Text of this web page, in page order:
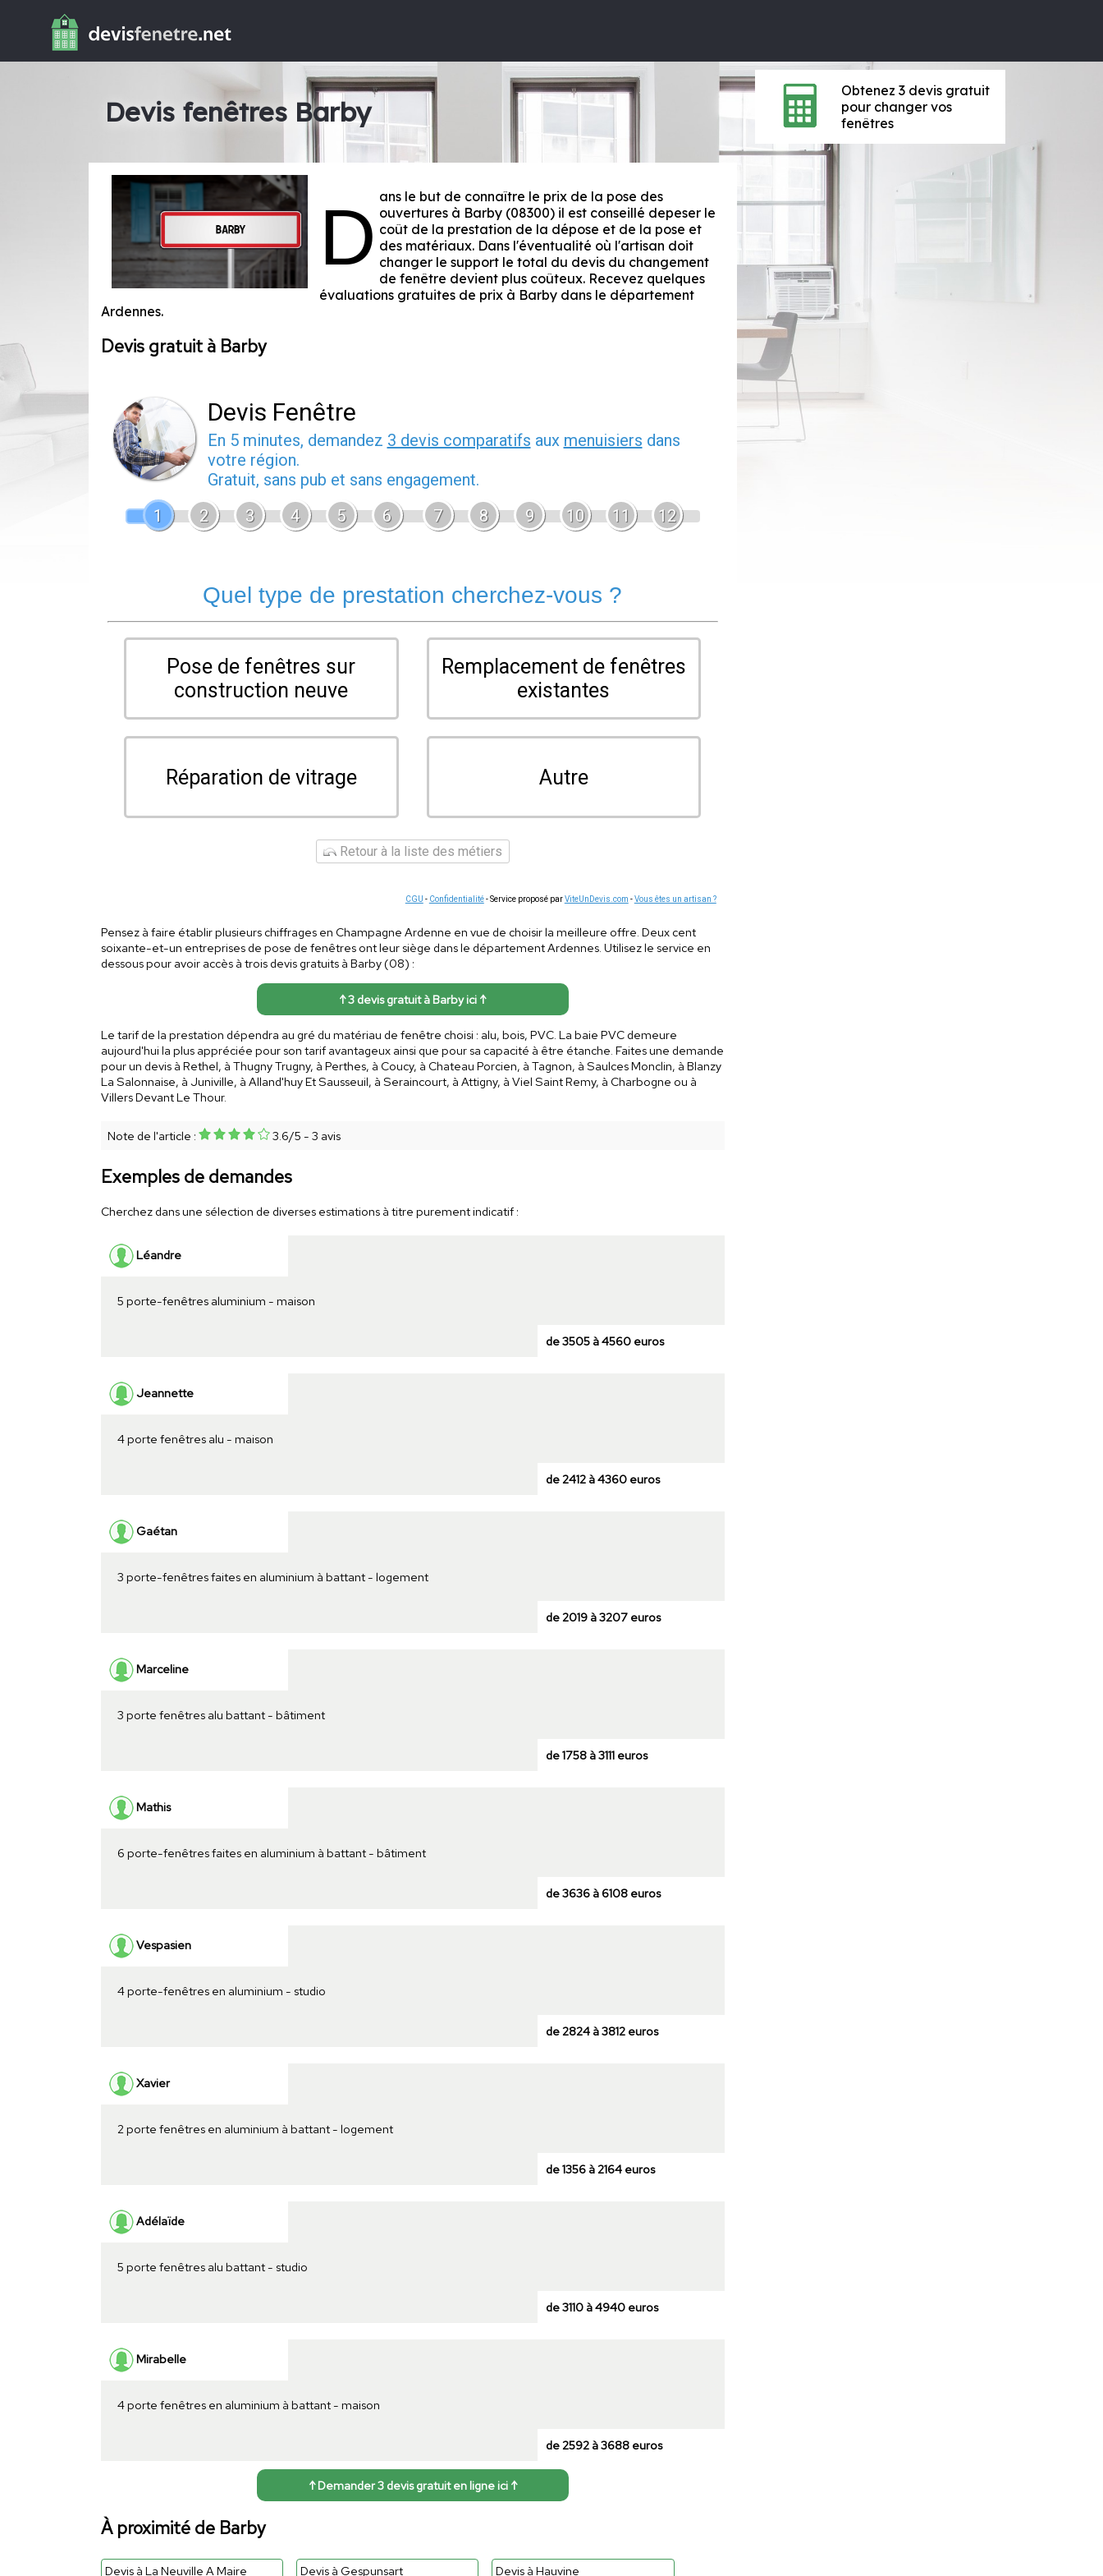
Devis fenêtres Barby
D ans le but de connaître le prix de la pose des
ouvertures à Barby (08300) il est conseillé depeser le
coût de la prestation de la dépose et de la pose et
des matériaux. Dans l'éventualité où l'artisan doit
changer le support le total du devis du changement
de fenêtre devient plus coûteux. Recevez quelques
évaluations gratuites de prix à Barby dans le département
Ardennes.
Devis gratuit à Barby
Devis Fenêtre
En 5 minutes, demandez 3 devis comparatifs aux menuisiers dans
votre région.
Gratuit, sans pub et sans engagement.
1
2 3 4 5 6 7 8 9 10 11 12
Quel type de prestation cherchez-vous ?
Pose de fenêtres sur
construction neuve
Remplacement de fenêtres
existantes
Réparation de vitrage Autre
Retour à la liste des métiers
CGU - Confidentialité- Service proposé parViteUnDevis.com -Vous êtes un artisan ?
Pensez à faire établir plusieurs chiffrages en Champagne Ardenne en vue de choisir la meilleure offre. Deux cent
soixante-et-un entreprises de pose de fenêtres ont leur siège dans le département Ardennes. Utilisez le service en
dessous pour avoir accès à trois devis gratuits à Barby (08) :
↑ 3 devis gratuit à Barby ici ↑
Le tarif de la prestation dépendra au gré du matériau de fenêtre choisi : alu, bois, PVC. La baie PVC demeure
aujourd'hui la plus appréciée pour son tarif avantageux ainsi que pour sa capacité à être étanche. Faites une demande
pour un devis à Rethel, à Thugny Trugny, à Perthes, à Coucy, à Chateau Porcien, à Tagnon, à Saulces Monclin, à Blanzy
La Salonnaise, à Juniville, à Alland'huy Et Sausseuil, à Seraincourt, à Attigny, à Viel Saint Remy, à Charbogne ou à
Villers Devant Le Thour.
Note de l'article : 3.6/5 - 3 avis
Exemples de demandes
Cherchez dans une sélection de diverses estimations à titre purement indicatif :
Léandre
5 porte-fenêtres aluminium - maison
de 3505 à 4560 euros
Jeannette
4 porte fenêtres alu - maison
de 2412 à 4360 euros
Gaétan
3 porte-fenêtres faites en aluminium à battant - logement
de 2019 à 3207 euros
Marceline
3 porte fenêtres alu battant - bâtiment
de 1758 à 3111 euros
Mathis
6 porte-fenêtres faites en aluminium à battant - bâtiment
de 3636 à 6108 euros
Vespasien
4 porte-fenêtres en aluminium - studio
de 2824 à 3812 euros
Xavier
2 porte fenêtres en aluminium à battant - logement
de 1356 à 2164 euros
Adélaïde
5 porte fenêtres alu battant - studio
de 3110 à 4940 euros
Mirabelle
4 porte fenêtres en aluminium à battant - maison
de 2592 à 3688 euros
↑ Demander 3 devis gratuit en ligne ici ↑
À proximité de Barby
Devis à La Neuville A Maire Devis à Gespunsart Devis à Hauvine
Obtenez 3 devis gratuit
pour changer vos
fenêtres